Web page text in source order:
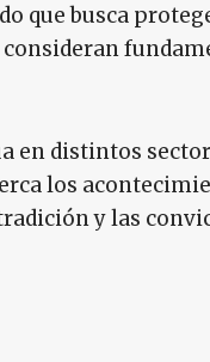
que busca
en distintos
los
y las